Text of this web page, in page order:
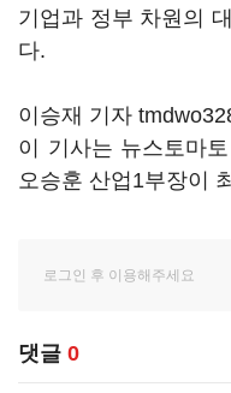
기업과 정부 차원의
다.
이승재 기자
이 기사는 뉴스토마
오승훈 산업1부장이
댓글 0